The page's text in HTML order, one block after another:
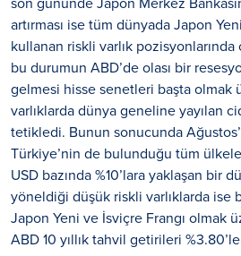
artırması ise tüm dünyada Japon
kullanan riskli varlık
bu durumun ABD’de olası bir
gelmesi hisse senetleri başta olmak
varlıklarda dünya geneline yayılan
tetikledi. Bunun sonucunda
Türkiye’nin de bulunduğu tüm
USD bazında %10’lara yaklaşan bir
yöneldiği düşük riskli varlıklarda ise
Japon Yeni ve İsviçre Frangı olmak
ABD 10 yıllık tahvil getirileri